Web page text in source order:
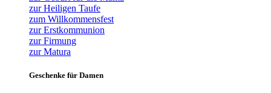
zur Heiligen Taufe
zum Willkommensfest
zur Erstkommunion
zur Firmung
zur Matura
Geschenke für Damen